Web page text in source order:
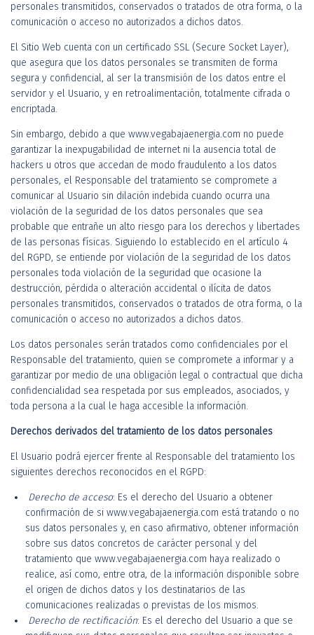
personales transmitidos, conservados o tratados de otra forma, o la
comunicación o acceso no autorizados a dichos datos.
El Sitio Web cuenta con un certificado SSL (Secure Socket Layer),
que asegura que los datos personales se transmiten de forma
segura y confidencial, al ser la transmisión de los datos entre el
servidor y el Usuario, y en retroalimentación, totalmente cifrada o
encriptada.
Sin embargo, debido a que www.vegabajaenergia.com no puede
garantizar la inexpugabilidad de internet ni la ausencia total de
hackers u otros que accedan de modo fraudulento a los datos
personales, el Responsable del tratamiento se compromete a
comunicar al Usuario sin dilación indebida cuando ocurra una
violación de la seguridad de los datos personales que sea
probable que entrañe un alto riesgo para los derechos y libertades
de las personas físicas. Siguiendo lo establecido en el artículo 4
del RGPD, se entiende por violación de la seguridad de los datos
personales toda violación de la seguridad que ocasione la
destrucción, pérdida o alteración accidental o ilícita de datos
personales transmitidos, conservados o tratados de otra forma, o la
comunicación o acceso no autorizados a dichos datos.
Los datos personales serán tratados como confidenciales por el
Responsable del tratamiento, quien se compromete a informar y a
garantizar por medio de una obligación legal o contractual que dicha
confidencialidad sea respetada por sus empleados, asociados, y
toda persona a la cual le haga accesible la información.
Derechos derivados del tratamiento de los datos personales
El Usuario podrá ejercer frente al Responsable del tratamiento los
siguientes derechos reconocidos en el RGPD:
Derecho de acceso: Es el derecho del Usuario a obtener
confirmación de si www.vegabajaenergia.com está tratando o no
sus datos personales y, en caso afirmativo, obtener información
sobre sus datos concretos de carácter personal y del
tratamiento que www.vegabajaenergia.com haya realizado o
realice, así como, entre otra, de la información disponible sobre
el origen de dichos datos y los destinatarios de las
comunicaciones realizadas o previstas de los mismos.
Derecho de rectificación: Es el derecho del Usuario a que se